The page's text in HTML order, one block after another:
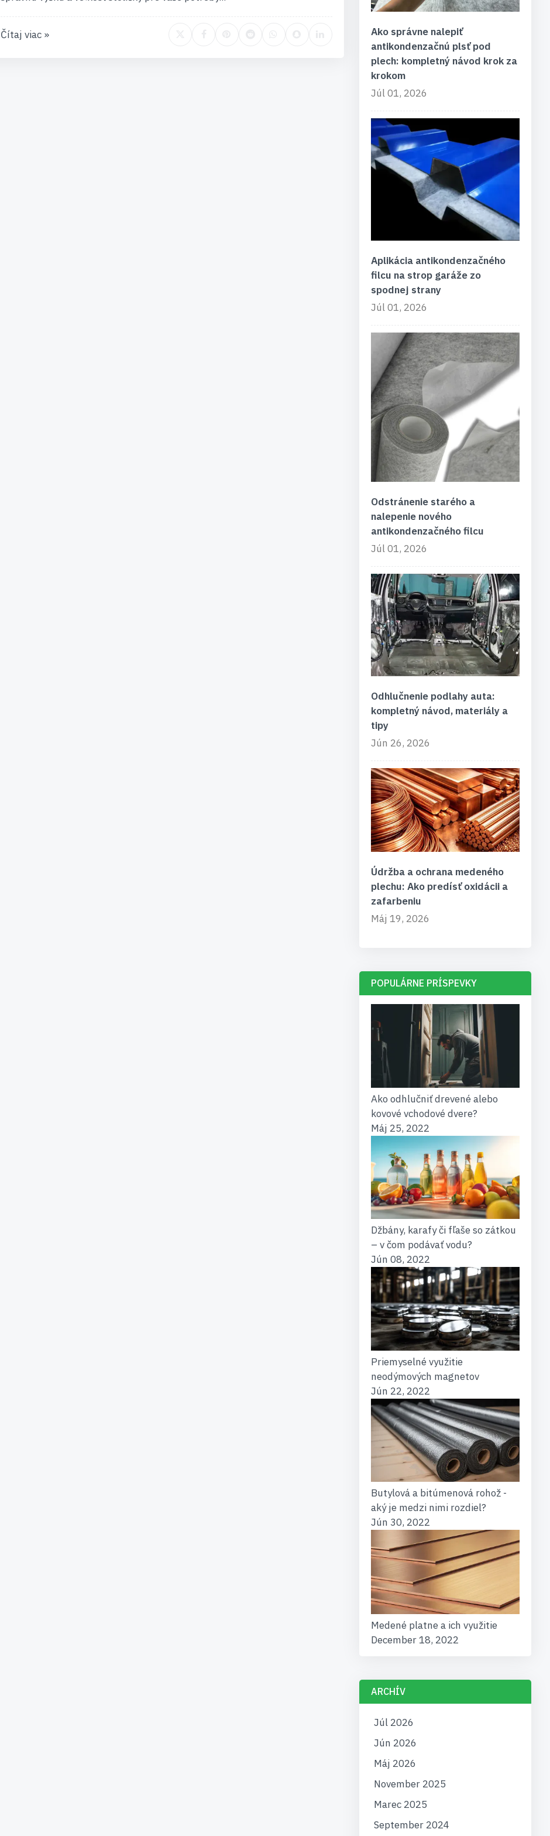
Čítaj viac »
Ako správne nalepiť
antikondenzačnú plsť pod
plech: kompletný návod krok za
krokom
Júl 01, 2026
Aplikácia antikondenzačného
filcu na strop garáže zo
spodnej strany
Júl 01, 2026
Odstránenie starého a
nalepenie nového
antikondenzačného filcu
Júl 01, 2026
Odhlučnenie podlahy auta:
kompletný návod, materiály a
tipy
Jún 26, 2026
Údržba a ochrana medeného
plechu: Ako predísť oxidácii a
zafarbeniu
Máj 19, 2026
POPULÁRNE PRÍSPEVKY
Ako odhlučniť drevené alebo
kovové vchodové dvere?
Máj 25, 2022
Džbány, karafy či fľaše so zátkou
– v čom podávať vodu?
Jún 08, 2022
Priemyselné využitie
neodýmových magnetov
Jún 22, 2022
Butylová a bitúmenová rohož -
aký je medzi nimi rozdiel?
Jún 30, 2022
Medené platne a ich využitie
December 18, 2022
ARCHÍV
Júl 2026
Jún 2026
Máj 2026
November 2025
Marec 2025
September 2024